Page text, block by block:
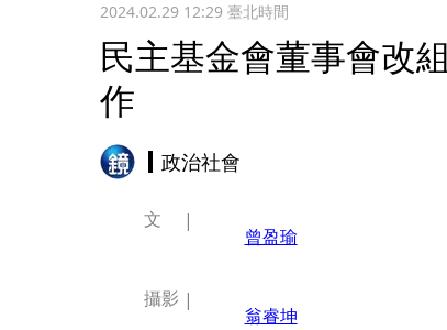
2024.02.29 12:29臺北時間
民主基金會董事會改
作
政治社會
文
曾盈瑜
攝影
翁睿坤